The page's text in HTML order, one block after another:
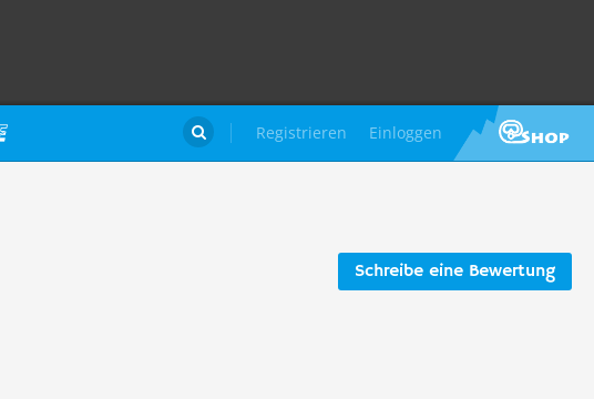
Registrieren Einloggen

Schreibe eine Bewertung